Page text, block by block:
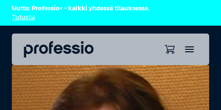
Uutta: Professio+ – kaikki yhdessä tilauksessa.
Tutustu